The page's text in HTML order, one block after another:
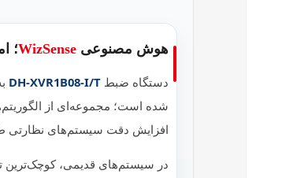
هوش مصنوعی WizSense؛
دستگاه ضبط DH‑XVR1B08‑I/T
شده است؛ مجموعه‌ای از
افزایش دقت سیستم‌های نظارتی
در سیستم‌های قدیمی، کوچک‌ترین